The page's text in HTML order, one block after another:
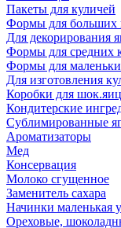
Пакеты для куличей
Формы для больших
Для декорирования
Формы для средних
Формы для
Для изготовления
Коробки для шок.яиц
Кондитерские
Сублимированные
Ароматизаторы
Мед
Консервация
Молоко сгущенное
Заменитель сахара
Начинки маленькая
Ореховые,